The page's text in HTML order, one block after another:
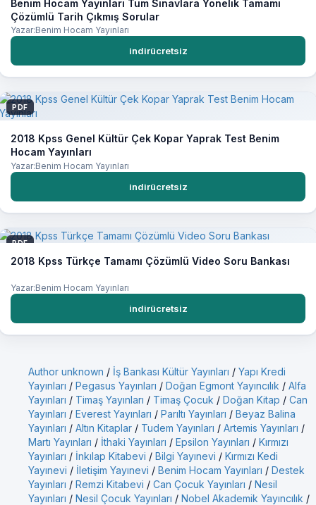
Benim Hocam Yayınları Tüm Sınavlara Yönelik Tamamı
Çözümlü Tarih Çıkmış Sorular
Yazar:Benim Hocam Yayınları
indirücretsiz
PDF
2018 Kpss Genel Kültür Çek Kopar Yaprak Test Benim
Hocam Yayınları
Yazar:Benim Hocam Yayınları
indirücretsiz
PDF
2018 Kpss Türkçe Tamamı Çözümlü Video Soru Bankası
Yazar:Benim Hocam Yayınları
indirücretsiz
Author unknown / İş Bankası Kültür Yayınları / Yapı Kredi
Yayınları / Pegasus Yayınları / Doğan Egmont Yayıncılık / Alfa
Yayınları / Timaş Yayınları / Timaş Çocuk / Doğan Kitap / Can
Yayınları / Everest Yayınları / Parıltı Yayınları / Beyaz Balina
Yayınları / Altın Kitaplar / Tudem Yayınları / Artemis Yayınları /
Martı Yayınları / İthaki Yayınları / Epsilon Yayınları / Kırmızı
Yayınları / İnkılap Kitabevi / Bilgi Yayınevi / Kırmızı Kedi
Yayınevi / İletişim Yayınevi / Benim Hocam Yayınları / Destek
Yayınları / Remzi Kitabevi / Can Çocuk Yayınları / Nesil
Yayınları / Nesil Çocuk Yayınları / Nobel Akademik Yayıncılık /